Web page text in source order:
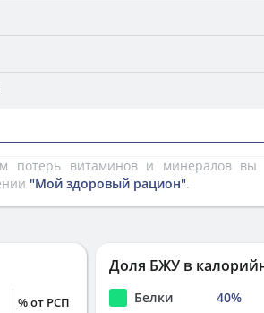
потерь витаминов и минералов
"Мой здоровый рацион".
% от РСП
Доля БЖУ в
Белки 40%